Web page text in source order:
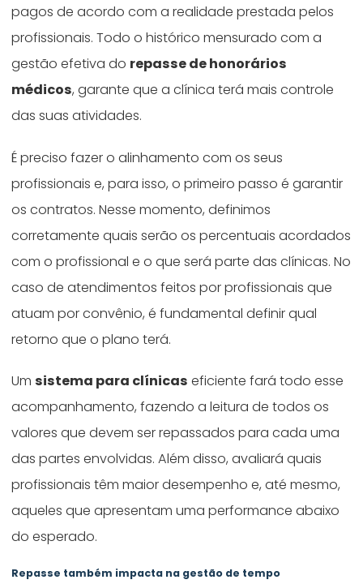
pagos de acordo com a realidade prestada pelos
profissionais. Todo o histórico mensurado com a
gestão efetiva do repasse de honorários
médicos, garante que a clínica terá mais controle
das suas atividades.
É preciso fazer o alinhamento com os seus
profissionais e, para isso, o primeiro passo é garantir
os contratos. Nesse momento, definimos
corretamente quais serão os percentuais acordados
com o profissional e o que será parte das clínicas. No
caso de atendimentos feitos por profissionais que
atuam por convênio, é fundamental definir qual
retorno que o plano terá.
Umsistema para clínicas eficiente fará todo esse
acompanhamento, fazendo a leitura de todos os
valores que devem ser repassados para cada uma
das partes envolvidas. Além disso, avaliará quais
profissionais têm maior desempenho e, até mesmo,
aqueles que apresentam uma performance abaixo
do esperado.
Repasse também impacta na gestão de tempo